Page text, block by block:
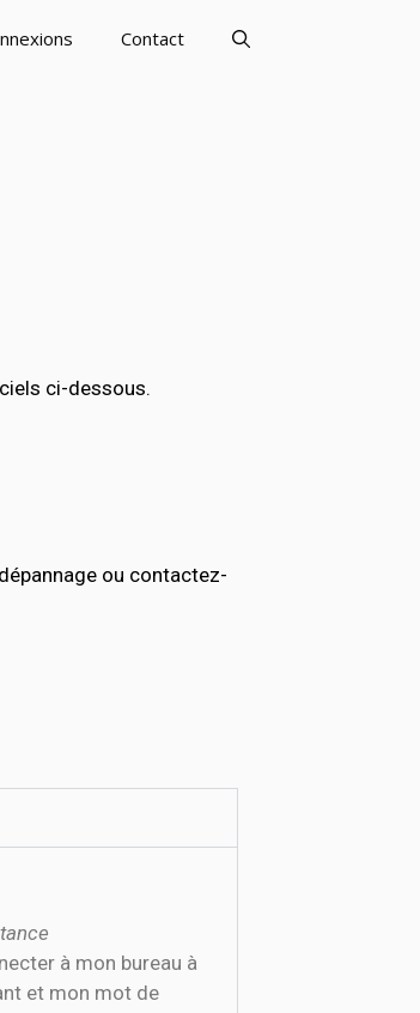
Contact
ci-dessous.
ou contactez-
à mon bureau à
et mon mot de